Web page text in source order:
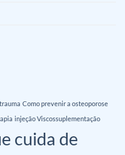
Como prevenir a osteoporose
injeção Viscossuplementação
cuida de